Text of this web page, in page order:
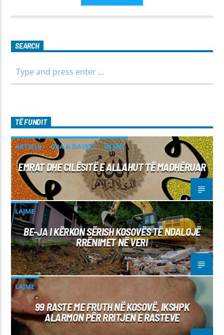
para të ditës me përmbajtje të larmishme dhe të dobishme
për të gjithë familjen.
SEARCH
TË FUNDIT
ARTIKUJ DIJA & DAVETI IMANI
EMRAT DHE CILËSITË E ALLAHUT TË MADHËRUAR
LAJME
BE-JA I KËRKON SËRISH KOSOVËS TË NDALOJË
RRËNIMET NË VERI
LAJME
99 RASTE ME FRUTH NË KOSOVË, IKSHPK
ALARMON PËR RRITJEN E RASTEVE